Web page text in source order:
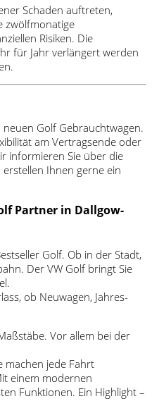
Schaden auftreten,
zwölfmonatige
Risiken. Die
für Jahr verlängert werden
Golf Gebrauchtwagen.
am Vertragsende oder
informieren Sie über die
Ihnen gerne ein
Partner in Dallgow-
Golf. Ob in der Stadt,
Der VW Golf bringt Sie
ob Neuwagen, Jahres-
Vor allem bei der
machen jede Fahrt
einem modernen
Funktionen. Ein Highlight –